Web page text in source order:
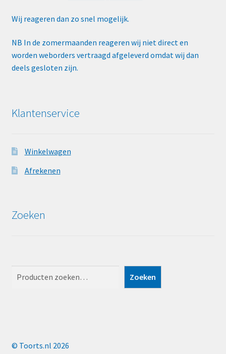
Wij reageren dan zo snel mogelijk.
NB In de zomermaanden reageren wij niet direct en
worden weborders vertraagd afgeleverd omdat wij dan
deels gesloten zijn.
Klantenservice
Winkelwagen
Afrekenen
Zoeken
Zoeken
© Toorts.nl 2026